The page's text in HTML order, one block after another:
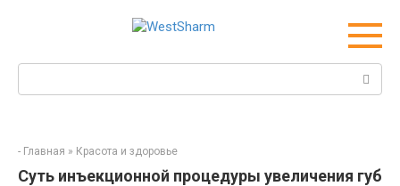
- Главная » Красота и здоровье
Суть инъекционной процедуры увеличения губ